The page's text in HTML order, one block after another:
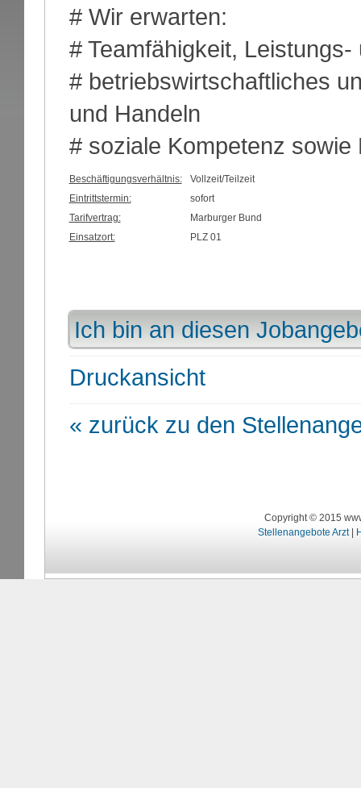
# Wir erwarten:
# Teamfähigkeit,
# betriebswirtschaftliches
und Handeln
# soziale Kompetenz
Beschäftigungsverhältnis:
Vollzeit/Teilzeit
Eintrittstermin:
sofort
Tarifvertrag:
Marburger Bund
Einsatzort:
PLZ 01
Ich bin an diesen
Druckansicht
« zurück zu den
Copyright © 2015
Stellenangebote Arzt|